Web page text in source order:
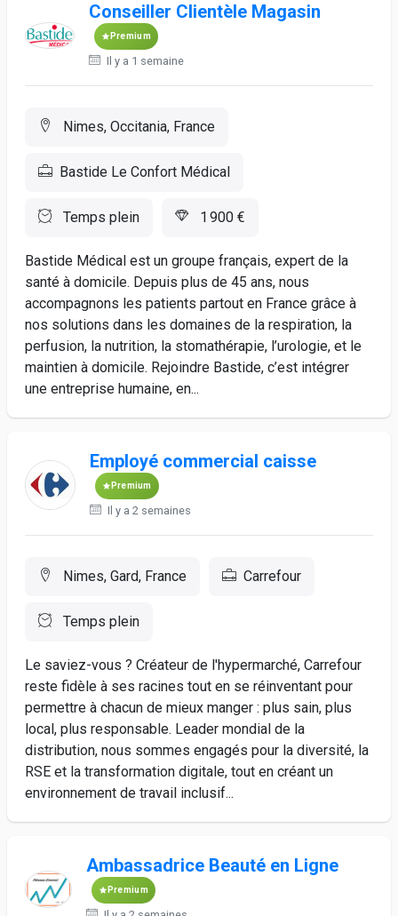
Conseiller Clientèle Magasin
Premium
Il y a 1 semaine
Nimes, Occitania, France
Bastide Le Confort Médical
Temps plein 1 900 €
Bastide Médical est un groupe français, expert de la
santé à domicile. Depuis plus de 45 ans, nous
accompagnons les patients partout en France grâce à
nos solutions dans les domaines de la respiration, la
perfusion, la nutrition, la stomathérapie, l’urologie, et le
maintien à domicile. Rejoindre Bastide, c’est intégrer
une entreprise humaine, en...
Employé commercial caisse
Premium
Il y a 2 semaines
Nimes, Gard, France Carrefour
Temps plein
Le saviez-vous ? Créateur de l'hypermarché, Carrefour
reste fidèle à ses racines tout en se réinventant pour
permettre à chacun de mieux manger : plus sain, plus
local, plus responsable. Leader mondial de la
distribution, nous sommes engagés pour la diversité, la
RSE et la transformation digitale, tout en créant un
environnement de travail inclusif...
Ambassadrice Beauté en Ligne
Premium